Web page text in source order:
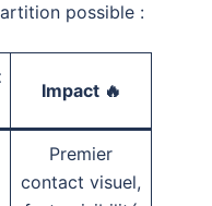
possible :
Impact 🔥
Premier
contact visuel,